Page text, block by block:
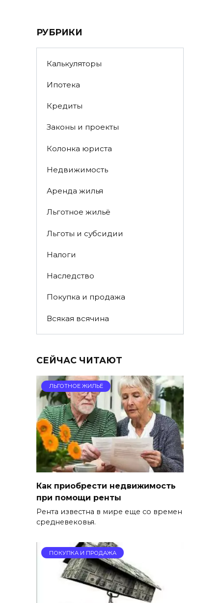
РУБРИКИ
Калькуляторы
Ипотека
Кредиты
Законы и проекты
Колонка юриста
Недвижимость
Аренда жилья
Льготное жильё
Льготы и субсидии
Налоги
Наследство
Покупка и продажа
Всякая всячина
СЕЙЧАС ЧИТАЮТ
ЛЬГОТНОЕ ЖИЛЬЁ
Как приобрести недвижимость
при помощи ренты
Рента известна в мире еще со времен
средневековья.
ПОКУПКА И ПРОДАЖА